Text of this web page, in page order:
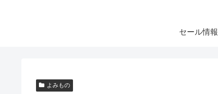
セール情報
よみもの